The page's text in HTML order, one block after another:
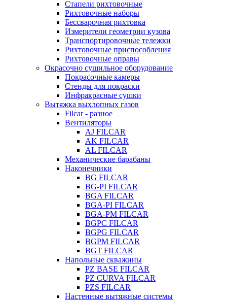
Стапели рихтовочные
Рихтовочные наборы
Бессварочная рихтовка
Измерители геометрии кузова
Транспортировочные тележки
Рихтовочные приспособления
Рихтовочные оправы
Окрасочно сушильное оборудование
Покрасочные камеры
Стенды для покраски
Инфракрасные сушки
Вытяжка выхлопных газов
Filcar - разное
Вентиляторы
AJ FILCAR
AK FILCAR
AL FILCAR
Механические барабаны
Наконечники
BG FILCAR
BG-PI FILCAR
BGA FILCAR
BGA-PI FILCAR
BGA-PM FILCAR
BGPC FILCAR
BGPG FILCAR
BGPM FILCAR
BGT FILCAR
Напольные скважины
PZ BASE FILCAR
PZ CURVA FILCAR
PZS FILCAR
Настенные вытяжные системы